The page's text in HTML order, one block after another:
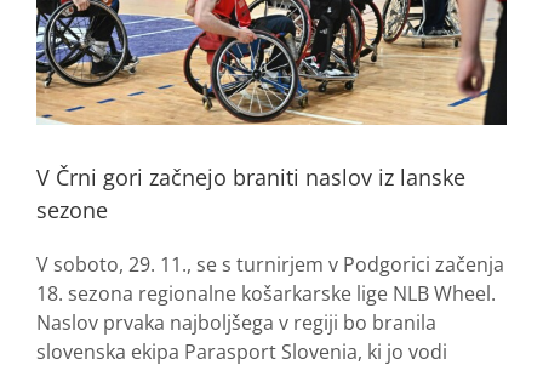
V Črni gori začnejo braniti naslov iz lanske
sezone
V soboto, 29. 11., se s turnirjem v Podgorici začenja
18. sezona regionalne košarkarske lige NLB Wheel.
Naslov prvaka najboljšega v regiji bo branila
slovenska ekipa Parasport Slovenia, ki jo vodi